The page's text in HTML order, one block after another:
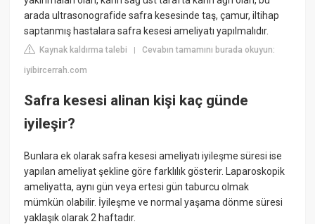
arada ultrasonografide safra kesesinde taş, çamur, iltihap
saptanmış hastalara safra kesesi ameliyatı yapılmalıdır.
Kaynak kaldırma talebi |Cevabın tamamını burada okuyun:
iyibircerrah.com
Safra kesesi alinan kişi kaç günde
iyileşir?
Bunlara ek olarak safra kesesi ameliyatı iyileşme süresi ise
yapılan ameliyat şekline göre farklılık gösterir. Laparoskopik
ameliyatta, aynı gün veya ertesi gün taburcu olmak
mümkün olabilir. İyileşme ve normal yaşama dönme süresi
yaklaşık olarak 2 haftadır.